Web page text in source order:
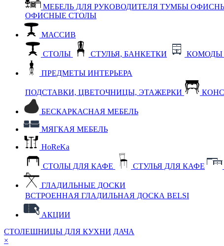
МЕБЕЛЬ ДЛЯ РУКОВОДИТЕЛЯ ТУМБЫ
ОФИСНЫЕ СТОЛЫ
МАССИВ
СТОЛЫ СТУЛЬЯ, БАНКЕТКИ КОМОДЫ
ПРЕДМЕТЫ ИНТЕРЬЕРА
ПОДСТАВКИ, ЦВЕТОЧНИЦЫ, ЭТАЖЕРКИ
БЕСКАРКАСНАЯ МЕБЕЛЬ
МЯГКАЯ МЕБЕЛЬ
HoReKa
СТОЛЫ ДЛЯ КАФЕ СТУЛЬЯ ДЛЯ КАФЕ
ГЛАДИЛЬНЫЕ ДОСКИ
ВСТРОЕННАЯ ГЛАДИЛЬНАЯ ДОСКА BELSI
АКЦИИ
СТОЛЕШНИЦЫ ДЛЯ КУХНИ ДАЧА
×